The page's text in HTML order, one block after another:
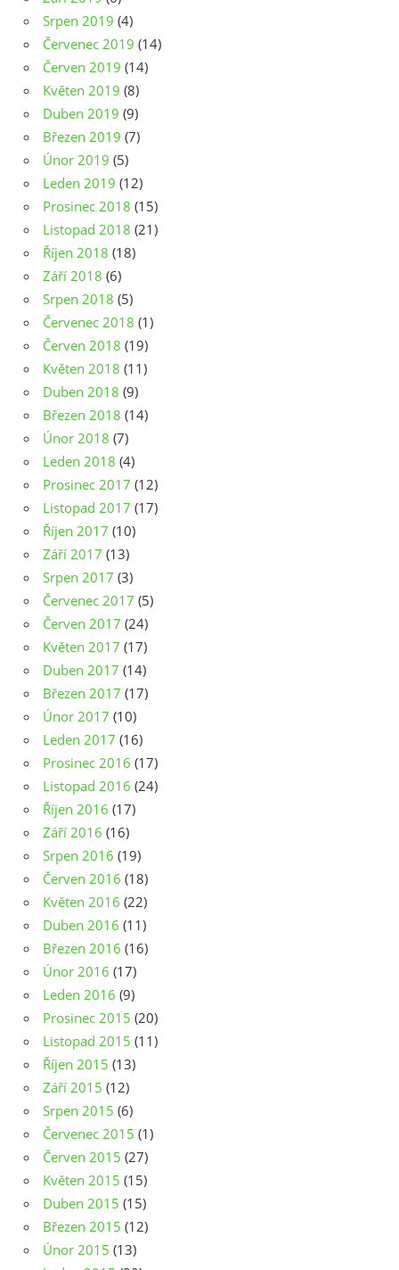
Srpen 2019 (4)
Červenec 2019 (14)
Červen 2019 (14)
Květen 2019 (8)
Duben 2019 (9)
Březen 2019 (7)
Únor 2019 (5)
Leden 2019 (12)
Prosinec 2018 (15)
Listopad 2018 (21)
Říjen 2018 (18)
Září 2018 (6)
Srpen 2018 (5)
Červenec 2018 (1)
Červen 2018 (19)
Květen 2018 (11)
Duben 2018 (9)
Březen 2018 (14)
Únor 2018 (7)
Leden 2018 (4)
Prosinec 2017 (12)
Listopad 2017 (17)
Říjen 2017 (10)
Září 2017 (13)
Srpen 2017 (3)
Červenec 2017 (5)
Červen 2017 (24)
Květen 2017 (17)
Duben 2017 (14)
Březen 2017 (17)
Únor 2017 (10)
Leden 2017 (16)
Prosinec 2016 (17)
Listopad 2016 (24)
Říjen 2016 (17)
Září 2016 (16)
Srpen 2016 (19)
Červen 2016 (18)
Květen 2016 (22)
Duben 2016 (11)
Březen 2016 (16)
Únor 2016 (17)
Leden 2016 (9)
Prosinec 2015 (20)
Listopad 2015 (11)
Říjen 2015 (13)
Září 2015 (12)
Srpen 2015 (6)
Červenec 2015 (1)
Červen 2015 (27)
Květen 2015 (15)
Duben 2015 (15)
Březen 2015 (12)
Únor 2015 (13)